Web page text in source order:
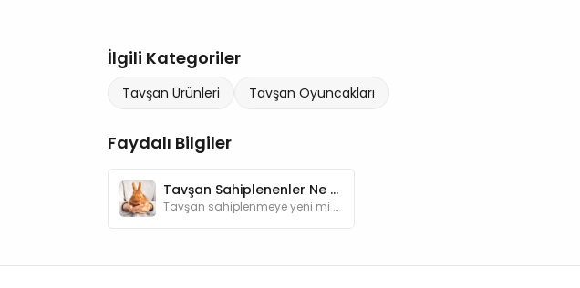
İlgili Kategoriler
Tavşan Ürünleri Tavşan Oyuncakları
Faydalı Bilgiler
Tavşan Sahiplenenler Ne Almalı?
Tavşan sahiplenmeye yeni mi karar verdiniz? Bu rehber, tavşanınızın ihtiyaç duyacağı ekipmanlar, beslenme ve sağlık ürünleri hakkında bilgiler sunar.